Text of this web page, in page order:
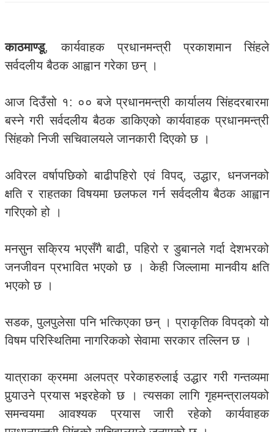
काठमाण्डू, कार्यवाहक प्रधानमन्त्री प्रकाशमान सिंहले
सर्वदलीय बैठक आह्वान गरेका छन् ।
आज दिउँसो १: ०० बजे प्रधानमन्त्री कार्यालय सिंहदरबारमा
बस्ने गरी सर्वदलीय बैठक डाकिएको कार्यवाहक प्रधानमन्त्री
सिंहको निजी सचिवालयले जानकारी दिएको छ ।
अविरल वर्षापछिको बाढीपहिरो एवं विपद्, उद्धार, धनजनको
क्षति र राहतका विषयमा छलफल गर्न सर्वदलीय बैठक आह्वान
गरिएको हो ।
मनसुन सक्रिय भएसँगै बाढी, पहिरो र डुबानले गर्दा देशभरको
जनजीवन प्रभावित भएको छ । केही जिल्लामा मानवीय क्षति
भएको छ ।
सडक, पुलपुलेसा पनि भत्किएका छन् । प्राकृतिक विपद्को यो
विषम परिस्थितिमा नागरिकको सेवामा सरकार तल्लिन छ ।
यात्राका क्रममा अलपत्र परेकाहरुलाई उद्धार गरी गन्तव्यमा
पुर्‍याउने प्रयास भइरहेको छ । त्यसका लागि गृहमन्त्रालयको
समन्वयमा आवश्यक प्रयास जारी रहेको कार्यवाहक